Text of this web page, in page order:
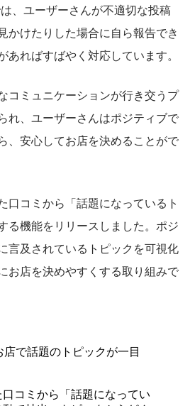
、ユーザーさんが不適切な投稿
かけたりした場合に自ら報告でき
あればすばやく対応しています。
コミュニケーションが行き交うプ
れ、ユーザーさんはポジティブで
、安心してお店を決めることがで
口コミから「話題になっているト
る機能をリリースしました。ポジ
言及されているトピックを可視化
お店を決めやすくする取り組みで